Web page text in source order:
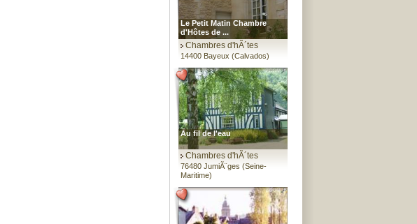
Le Petit Matin Chambre
d'Hôtes de ...
Chambres d'hÃ´tes
14400 Bayeux (Calvados)
Au fil de l'eau
Chambres d'hÃ´tes
76480 JumiÃ¨ges (Seine-
Maritime)